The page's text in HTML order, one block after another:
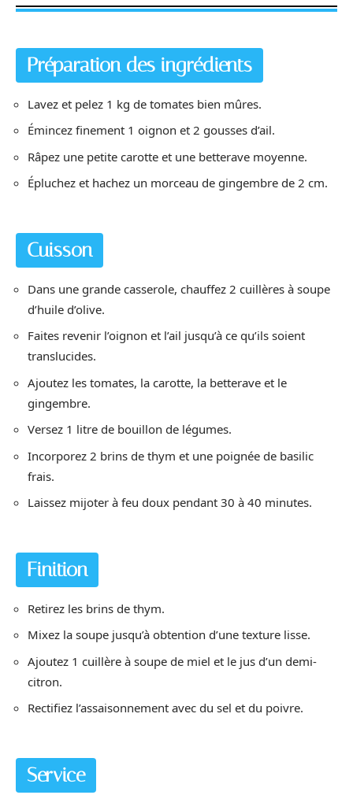
Préparation des ingrédients
Lavez et pelez 1 kg de tomates bien mûres.
Émincez finement 1 oignon et 2 gousses d’ail.
Râpez une petite carotte et une betterave moyenne.
Épluchez et hachez un morceau de gingembre de 2 cm.
Cuisson
Dans une grande casserole, chauffez 2 cuillères à soupe
d’huile d’olive.
Faites revenir l’oignon et l’ail jusqu’à ce qu’ils soient
translucides.
Ajoutez les tomates, la carotte, la betterave et le
gingembre.
Versez 1 litre de bouillon de légumes.
Incorporez 2 brins de thym et une poignée de basilic
frais.
Laissez mijoter à feu doux pendant 30 à 40 minutes.
Finition
Retirez les brins de thym.
Mixez la soupe jusqu’à obtention d’une texture lisse.
Ajoutez 1 cuillère à soupe de miel et le jus d’un demi-
citron.
Rectifiez l’assaisonnement avec du sel et du poivre.
Service